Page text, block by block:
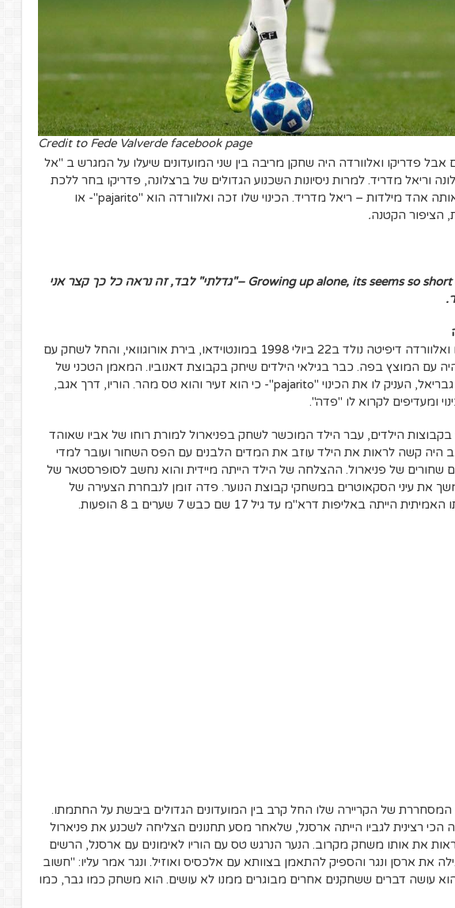
Credit to Fede Valverde facebook page
אבל פדריקו ואלוורדה היה שחקן מריבה בין שני המועדונים שיעלו על המגרש ב "אל
וריאל מדריד. למרות ניסיונות השכנוע הגדולים של ברצלונה, פדריקו בחר ללכת
עם הקבוצה שאותה אהד מילדות – ריאל מדריד. הכינוי שלו זכה ואלוורדה הוא "pajarito"- או
הציפור הקטנה.
Growing up alone, its seems so –"גדלתי" לבד, זה נראה כל כך קצר אני
פדריקו סנטיאגו ואלוורדה דיפיטה נולד ב22 ביולי 1998 במונטוידאו, בירת אורוגוואי, והחל לשחק עם
עם המוצץ בפה. כבר בגילאי הילדים שיחק בקבוצת דאנוביו. המאמן הטכני של
מועדון הילדים, גבריאל, העניק לו את הכינוי "pajarito"- כי הוא זעיר והוא טס מהר. הוריו, דרך אגב,
ומעדיפים לקרוא לו "פדה".
הילדים, עבר הילד המוכשר לשחק בפניארול למורת רוחו של אביו שאוהד
היה קשה לראות את הילד עוזב את המדים הלבנים עם הפס השחור ועובר למדי
שחורים של פניארול. ההצלחה של הילד הייתה מיידית והוא נחשב לסופרסטאר של
את עיני הסקאוטרים במשחקי קבוצת הנוער. פדה זומן לנבחרת הצעירה של
הייתה באליפות דרא"מ עד גיל 17 שם כבש 7 שערים ב 8 הופעות.
של הקריירה שלו החל קרב בין המועדונים הגדולים ביבשת על החתמתו.
הכי רצינית לגביו הייתה ארסנל, שלאחר מסע תחנונים הצליחה לשכנע את פניארול
את אותו משחק מקרוב. הנער הנרגש טס עם הוריו לאימונים עם ארסנל, הרשים
את ארסן ונגר והספיק להתאמן בצוותא עם אלכסיס ואוזיל. ונגר אמר עליו: "חשוב
עושה דברים ששחקנים אחרים מבוגרים ממנו לא עושים. הוא משחק כמו גבר, כמו